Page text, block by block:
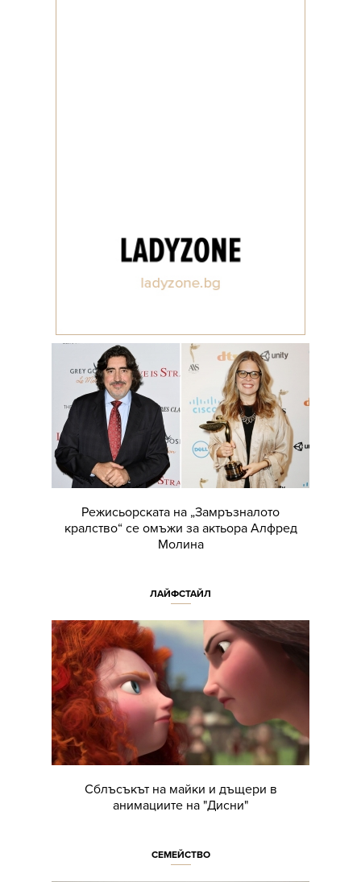
Режисьорската на „Замръзналото
кралство“ се омъжи за актьора Алфред
Молина
ЛАЙФСТАЙЛ
Сблъсъкът на майки и дъщери в
анимациите на "Дисни"
СЕМЕЙСТВО